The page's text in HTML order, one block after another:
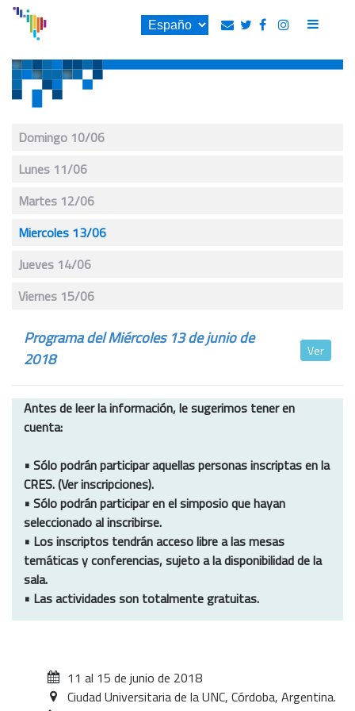
Domingo 10/06
Lunes 11/06
Martes 12/06
Miercoles 13/06
Jueves 14/06
Viernes 15/06
Programa del Miércoles 13 de junio de
2018
Ver
Antes de leer la información, le sugerimos tener en
cuenta:
• Sólo podrán participar aquellas personas inscriptas en la
CRES. (Ver inscripciones).
• Sólo podrán participar en el simposio que hayan
seleccionado al inscribirse.
• Los inscriptos tendrán acceso libre a las mesas
temáticas y conferencias, sujeto a la disponibilidad de la
sala.
• Las actividades son totalmente gratuitas.
11 al 15 de junio de 2018
Ciudad Universitaria de la UNC, Córdoba, Argentina.